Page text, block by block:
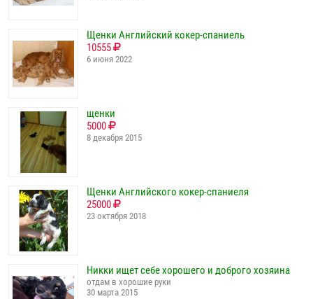
Щенки Английский кокер-спаниель
10555
6 июня 2022
щенки
5000
8 декабря 2015
Щенки Английского кокер-спаниеля
25000
23 октября 2018
Никки ищет себе хорошего и доброго хозяина
отдам в хорошие руки
30 марта 2015